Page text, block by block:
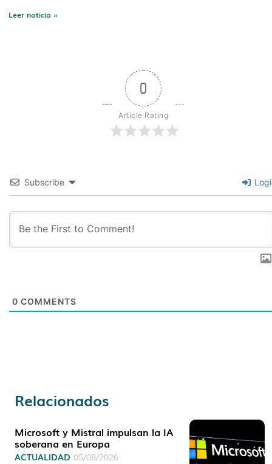
Leer noticia »
0
Article Rating
Subscribe
0 COMMENTS
Relacionados
Microsoft y Mistral impulsan la IA
soberana en Europa
ACTUALIDAD 05/08/2026